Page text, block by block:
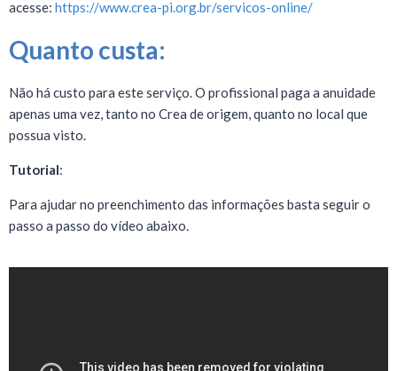
acesse: https://www.crea-pi.org.br/servicos-online/
Quanto custa:
Não há custo para este serviço.O profissional paga a anuidade
apenas uma vez, tanto no Crea de origem, quanto no local que
possua visto.
Tutorial:
Para ajudar no preenchimento das informações basta seguir o
passo a passo do vídeo abaixo.